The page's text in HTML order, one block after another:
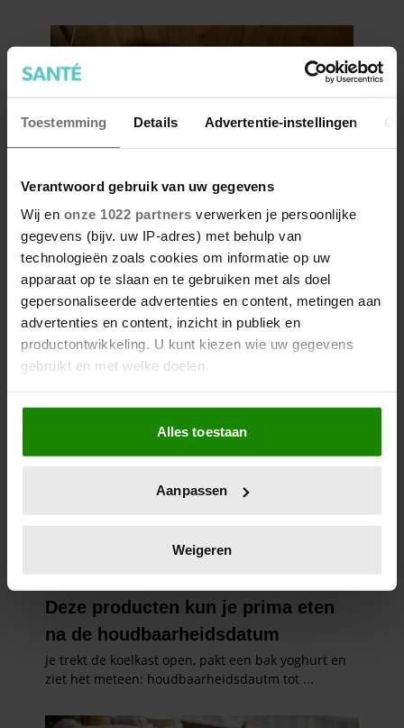
Toestemming Details Advertentie-instellingen
Verantwoord gebruik van uw gegevens
Wij en onze 1022 partners verwerken je persoonlijke
gegevens (bijv. uw IP-adres) met behulp van
technologieën zoals cookies om informatie op uw
apparaat op te slaan en te gebruiken met als doel
gepersonaliseerde advertenties en content, metingen aan
advertenties en content, inzicht in publiek en
productontwikkeling. U kunt kiezen wie uw gegevens
gebruikt en met welke doelen.
Als u het toestaat, willen we ook graag:
Informatie verzamelen over uw geografische
locatie, die tot een paar meter nauwkeurig kan zijn
scannen op specifieke eigenschappen (fingerprinting)
verwerkt en stel uw voorkeuren in het
intrekken in de Cookieverklaring.
We gebruiken cookies om content en advertenties te
personaliseren, om functies voor social media te bieden
en om ons websiteverkeer te analyseren. Ook delen we
partners voor social media, adverteren en analyse. Deze
Alles toestaan
Aanpassen
Weigeren
Dit is wat slecht slapen écht met
je doet